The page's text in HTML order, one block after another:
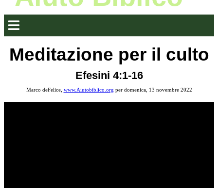
Meditazione per il culto
Efesini 4:1-16
Marco deFelice, www.Aiutobiblico.org per domenica, 13 novembre 2022